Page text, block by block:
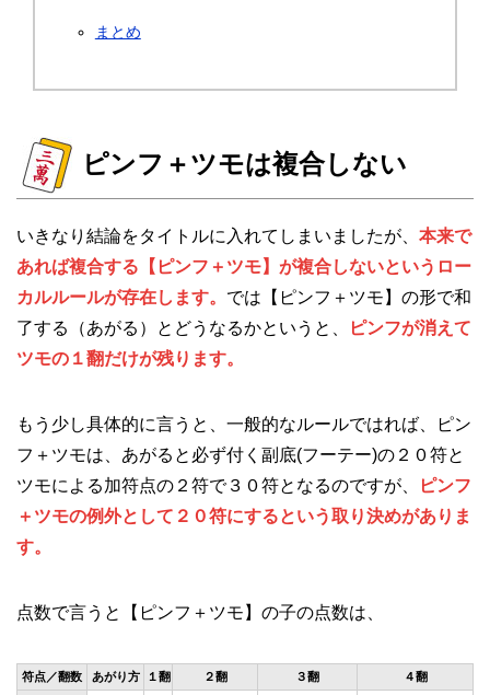
まとめ
ピンフ＋ツモは複合しない
いきなり結論をタイトルに入れてしまいましたが、 本来で
あれば複合する【ピンフ＋ツモ】が複合しないというロー
カルルールが存在します。 では【ピンフ＋ツモ】の形で和
了する（あがる）とどうなるかというと、
ピンフが消えて
ツモの１翻だけが残ります。
もう少し具体的に言うと、一般的なルールではれば、ピン
フ＋ツモは、あがると必ず付く副底(フーテー)の２０符と
ツモによる加符点の２符で３０符となるのですが、
ピンフ
＋ツモの例外として２０符にするという取り決めがありま
す。
点数で言うと【ピンフ＋ツモ】の子の点数は、
符点／翻数 あがり方 １翻 ２翻 ３翻 ４翻